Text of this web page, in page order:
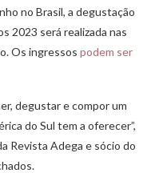
no Brasil, a degustação
2023 será realizada nas
Os ingressos podem ser
degustar e compor um
do Sul tem a oferecer”,
Revista Adega e sócio do